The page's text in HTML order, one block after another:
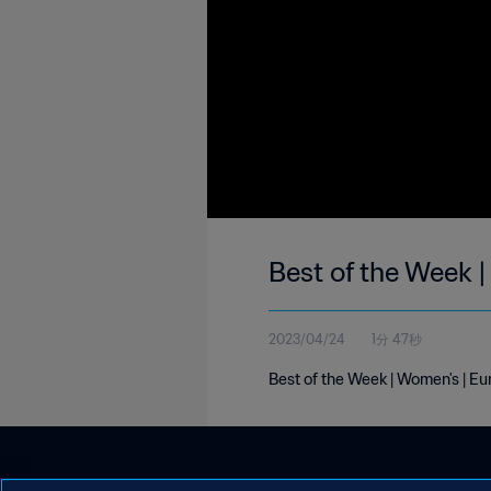
Best of the Week
2023/04/24 1分 47秒
Best of the Week | Women's |